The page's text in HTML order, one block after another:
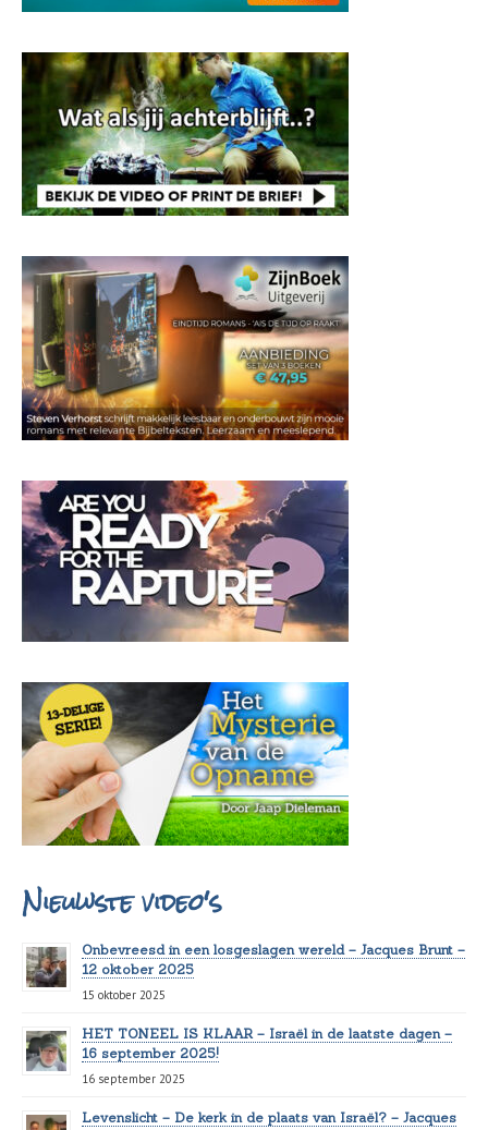
Nieuwste video's
Onbevreesd in een losgeslagen wereld – Jacques Brunt –
12 oktober 2025
15 oktober 2025
HET TONEEL IS KLAAR – Israël in de laatste dagen –
16 september 2025!
16 september 2025
Levenslicht – De kerk in de plaats van Israël? – Jacques